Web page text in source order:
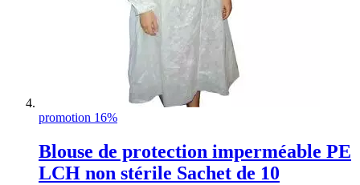
promotion 16%
Blouse de protection imperméable PE
LCH non stérile Sachet de 10